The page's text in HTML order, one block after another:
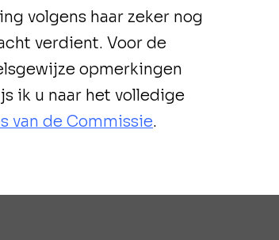
volgens haar zeker nog
verdient. Voor de
opmerkingen
ik u naar het volledige
van de Commissie.